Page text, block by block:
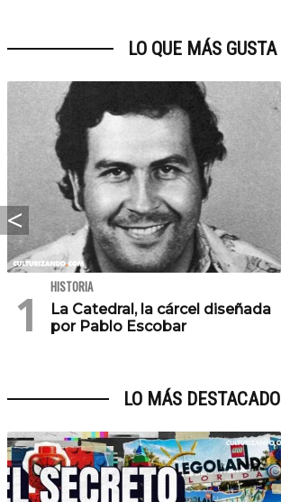
LO QUE MÁS GUSTA
HISTORIA
La Catedral, la cárcel diseñada
por Pablo Escobar
LO MÁS DESTACADO